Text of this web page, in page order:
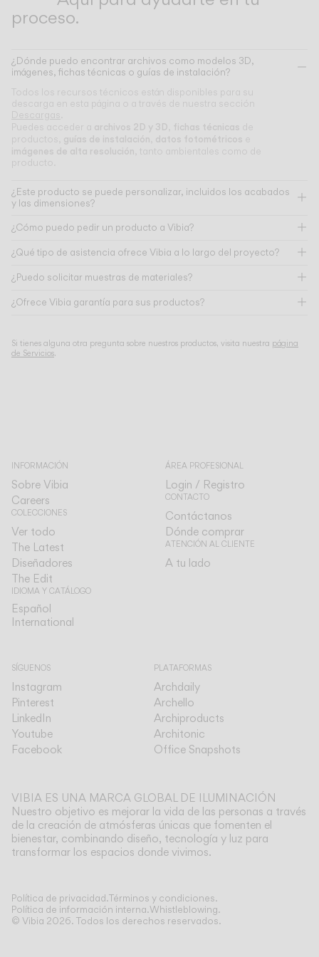
Aplicación Selecciona tu Tempo
proceso.
¿Dónde puedo encontrar archivos como modelos 3D,
imágenes, fichas técnicas o guías de instalación?
Todos los recursos técnicos están disponibles para su
descarga en esta página o a través de nuestra sección
Descargas
Puedes acceder a archivos 2D y 3D fichas técnicas de
productos, guías de instalación datos fotométricos e
imágenes de alta resolución , tanto ambientales como de
producto.
¿Este producto se puede personalizar, incluidos los acabados
y las dimensiones?
¿Cómo puedo pedir un producto a Vibia?
¿Qué tipo de asistencia ofrece Vibia a lo largo del proyecto?
¿Puedo solicitar muestras de materiales?
¿Ofrece Vibia garantía para sus productos?
Si tienes alguna otra pregunta sobre nuestros productos, visita nuestra página
de Servicios.
INFORMACIÓN
Sobre Vibia
Careers
COLECCIONES
Ver todo
The Latest
Diseñadores
The Edit
IDIOMA Y CATÁLOGO
Español
International
ÁREA PROFESIONAL
Login / Registro
CONTACTO
Contáctanos
Dónde comprar
ATENCIÓN AL CLIENTE
A tu lado
SÍGUENOS
Instagram
Pinterest
LinkedIn
Youtube
Facebook
PLATAFORMAS
Archdaily
Archello
Archiproducts
Architonic
Office Snapshots
VIBIA ES UNA MARCA GLOBAL DE ILUMINACIÓN
Nuestro objetivo es mejorar la vida de las personas a través
de la creación de atmósferas únicas que fomenten el
bienestar, combinando diseño, tecnología y luz para
transformar los espacios donde vivimos.
Política de privacidad.Términos y condiciones.
Política de información interna.Whistleblowing.
© Vibia 2026. Todos los derechos reservados.